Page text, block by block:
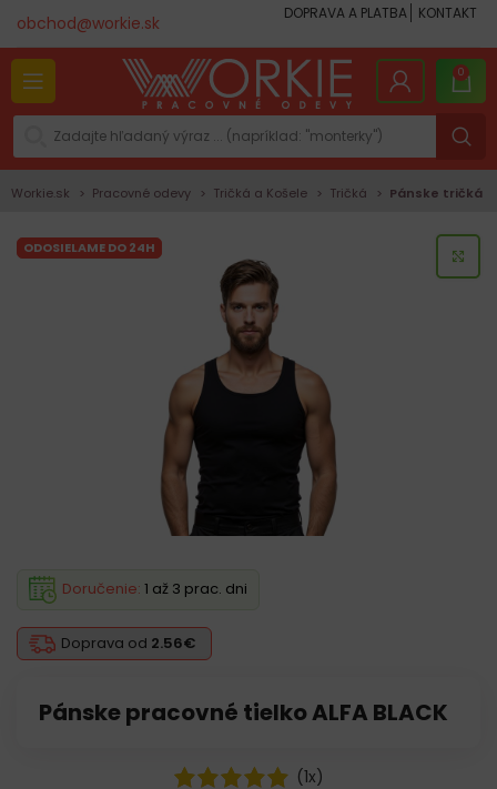
obchod@workie.sk DOPRAVA A PLATBA KONTAKT
0
Workie.sk Pracovné odevy Tričká a Košele Tričká Pánske tričká
ODOSIELAME DO 24H
Pánske pracovné tielko ALFA BLACK
Doprava od 2.56€
Doručenie: 1 až 3 prac. dni
(1x)